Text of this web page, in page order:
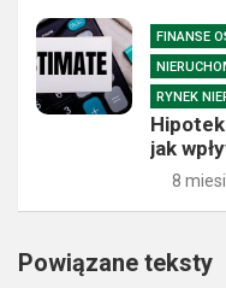
FINANSE
RYNEK
jak
8
Powiązane teksty